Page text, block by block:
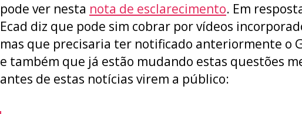
pode ver nesta nota de esclarecimento. Em
Ecad diz que pode sim cobrar por vídeos
mas que precisaria ter notificado anteriormente o
e também que já estão mudando estas questões
antes de estas notícias virem a público: